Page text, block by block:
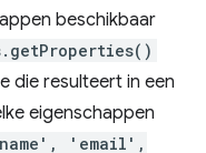
beschikbaar
die resulteert in een
eigenschappen
'email',